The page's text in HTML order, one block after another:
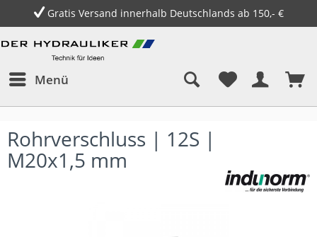
Gratis Versand innerhalb Deutschlands ab 150,- €
Menü
Rohrverschluss | 12S |
M20x1,5 mm